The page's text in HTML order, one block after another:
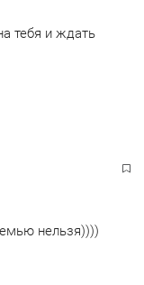
тебя и ждать
нельзя))))